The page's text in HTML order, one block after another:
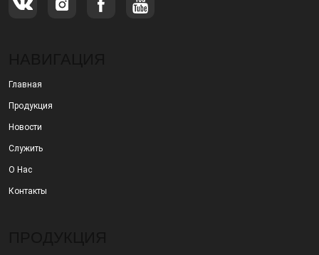
Главная
Продукция
Новости
Служить
О Нас
Контакты